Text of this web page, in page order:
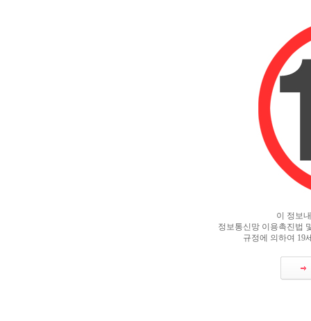
이 정보
정보통신망 이용촉진법
규정에 의하여 19